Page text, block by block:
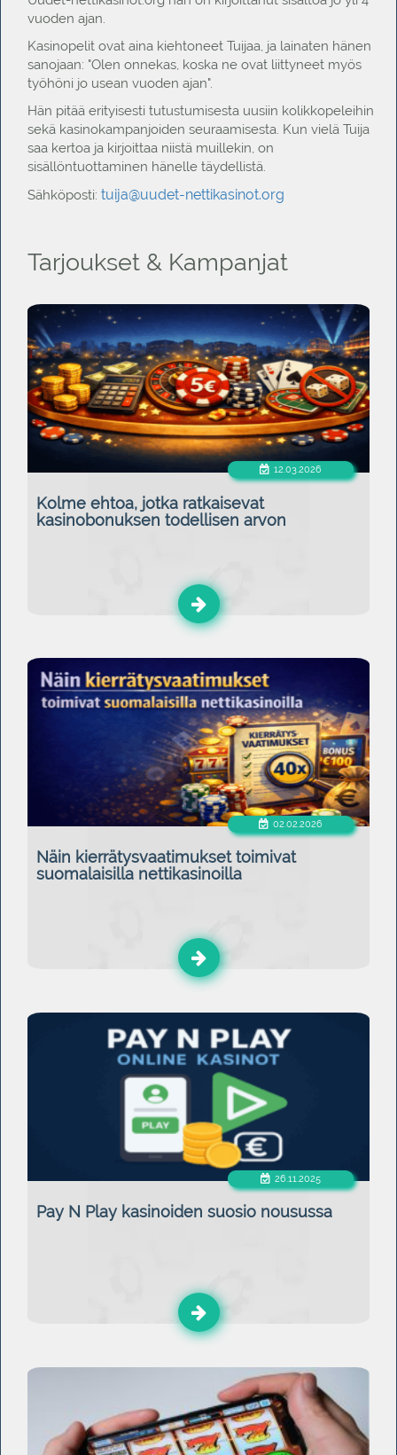
vuoden ajan.
Kasinopelit ovat aina kiehtoneet Tuijaa, ja lainaten hänen
sanojaan: "Olen onnekas, koska ne ovat liittyneet myös
työhöni jo usean vuoden ajan".
Hän pitää erityisesti tutustumisesta uusiin kolikkopeleihin
sekä kasinokampanjoiden seuraamisesta. Kun vielä Tuija
saa kertoa ja kirjoittaa niistä muillekin, on
sisällöntuottaminen hänelle täydellistä.
Sähköposti: tuija@uudet-nettikasinot.org
Tarjoukset & Kampanjat
12.03.2026
Kolme ehtoa, jotka ratkaisevat
kasinobonuksen todellisen arvon
02.02.2026
Näin kierrätysvaatimukset toimivat
suomalaisilla nettikasinoilla
26.11.2025
Pay N Play kasinoiden suosio nousussa